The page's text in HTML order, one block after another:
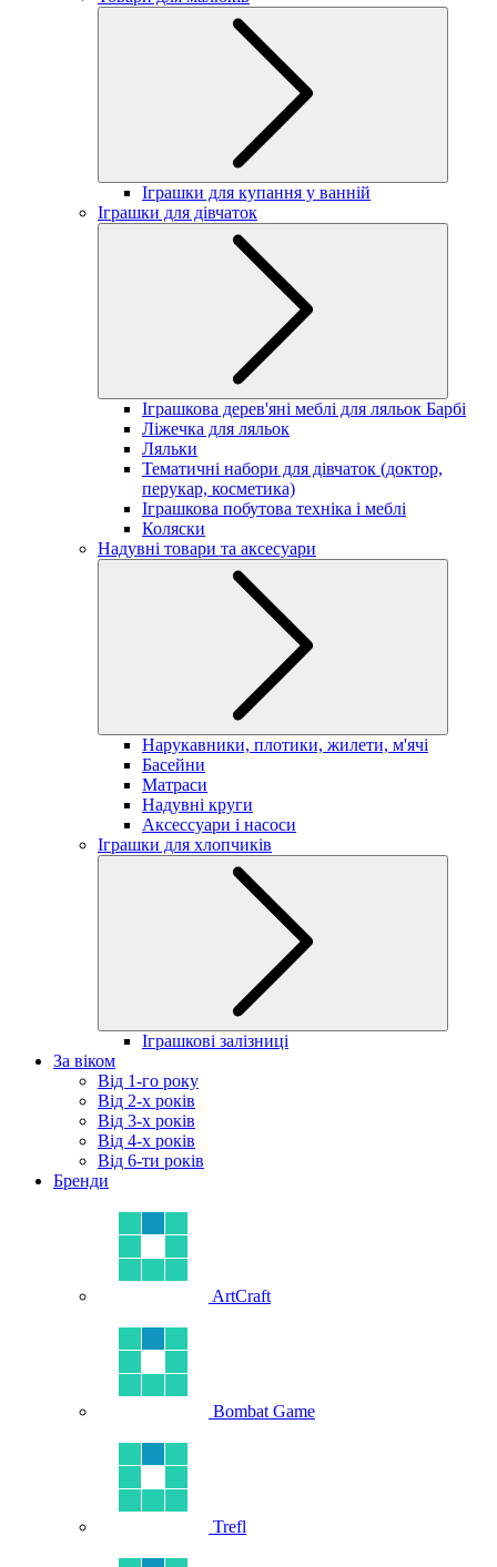
Іграшки для купання у ванній
Іграшки для дівчаток
Іграшкова дерев'яні меблі для ляльок Барбі
Ліжечка для ляльок
Ляльки
Тематичні набори для дівчаток (доктор,
перукар, косметика)
Іграшкова побутова техніка і меблі
Коляски
Надувні товари та аксесуари
Нарукавники, плотики, жилети, м'ячі
Басейни
Матраси
Надувні круги
Аксессуари і насоси
Іграшки для хлопчиків
Іграшкові залізниці
За віком
Від 1-го року
Від 2-х років
Від 3-х років
Від 4-х років
Від 6-ти років
Бренди
ArtCraft
Bombat Game
Trefl